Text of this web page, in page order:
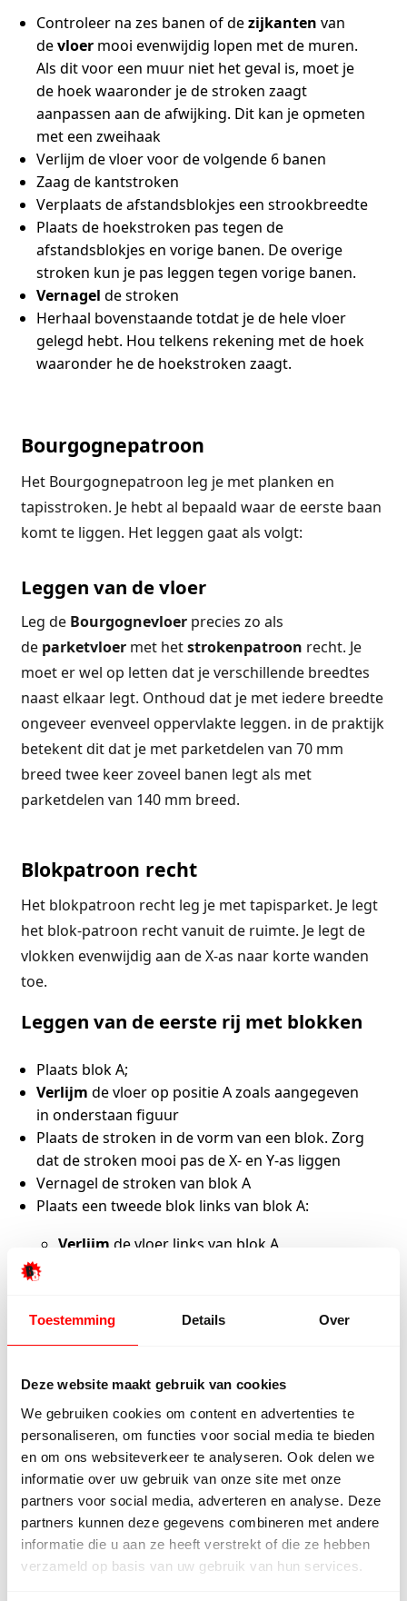
Toestemming Details Over
Deze website maakt gebruik van cookies
We gebruiken cookies om content en advertenties te
personaliseren, om functies voor social media te bieden
en om ons websiteverkeer te analyseren. Ook delen we
informatie over uw gebruik van onze site met onze
partners voor social media, adverteren en analyse. Deze
partners kunnen deze gegevens combineren met andere
informatie die u aan ze heeft verstrekt of die ze hebben
verzameld op basis van uw gebruik van hun services.
Controleer na zes banen of dezijkanten van
devloermooi evenwijdig lopen met de muren.
Als dit voor een muur niet het geval is, moet je
de hoek waaronder je de stroken zaagt
aanpassen aan de afwijking. Dit kan je opmeten
met een zweihaak
Verlijm de vloer voor de volgende 6 banen
Zaag de kantstroken
Verplaats de afstandsblokjes een strookbreedte
Plaats de hoekstroken pas tegen de
afstandsblokjes en vorige banen. De overige
stroken kun je pas leggen tegen vorige banen.
Vernagel de stroken
Herhaal bovenstaande totdat je de hele vloer
gelegd hebt. Hou telkens rekening met de hoek
waaronder he de hoekstroken zaagt.
Bourgognepatroon
Het Bourgognepatroon leg je met planken en
tapisstroken. Je hebt al bepaald waar de eerste baan
komt te liggen. Het leggen gaat als volgt:
Leggen van de vloer
Leg de Bourgognevloerprecies zo als
de parketvloermet hetstrokenpatroon recht. Je
moet er wel op letten dat je verschillende breedtes
naast elkaar legt. Onthoud dat je met iedere breedte
ongeveer evenveel oppervlakte leggen. in de praktijk
betekent dit dat je met parketdelen van 70 mm
breed twee keer zoveel banen legt als met
parketdelen van 140 mm breed.
Blokpatroon recht
Het blokpatroon recht leg je met tapisparket. Je legt
het blok-patroon recht vanuit de ruimte. Je legt de
vlokken evenwijdig aan de X-as naar korte wanden
toe.
Leggen van de eerste rij met blokken
Plaats blok A;
Verlijm de vloer op positie A zoals aangegeven
in onderstaan figuur
Plaats de stroken in de vorm van een blok. Zorg
dat de stroken mooi pas de X- en Y-as liggen
Vernagel de stroken van blok A
Plaats een tweede blok links van blok A:
Verlijm de vloer links van blok A
links van blok A. zorg dat de
mooi
Plaats een derde blok links van het tweede blok:
Verlijm de vloer
Plaats de stroken 90 graden gedraaid ten
opzichte van het tweede blok. De richting
van de stroken in het derde blok is gelijk
aan de richting van de stroken in blok A.
plaats het derde blok links van het tweede
blok. Zorg dat de stroken mooi pas aan de